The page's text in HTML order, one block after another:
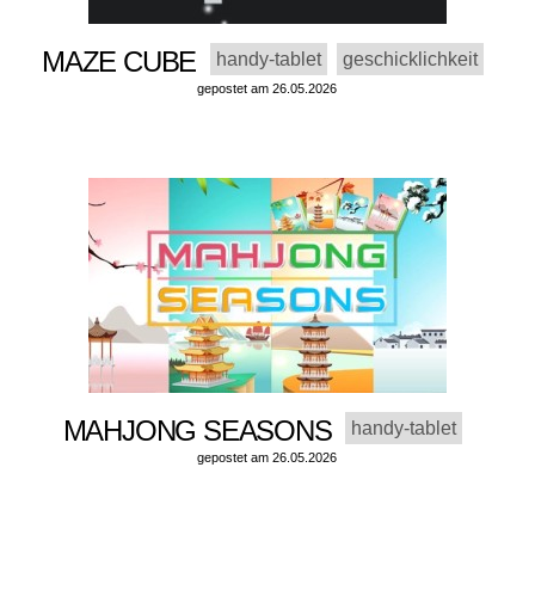
MAZE CUBE handy-tablet geschicklichkeit
gepostet am 26.05.2026
MAHJONG SEASONS handy-tablet
gepostet am 26.05.2026